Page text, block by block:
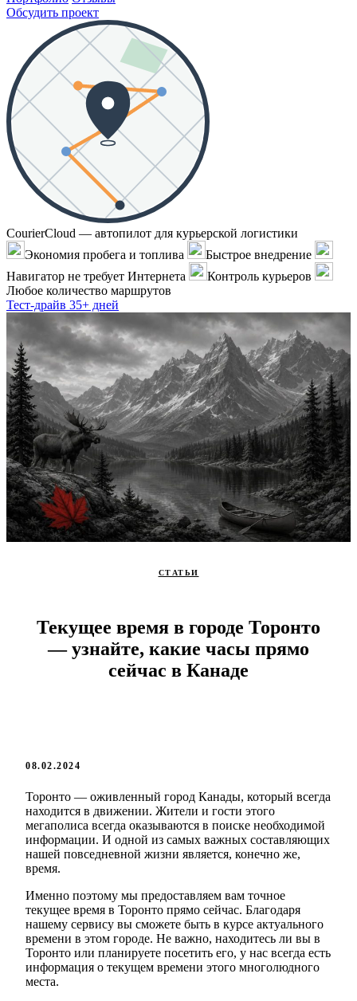
Обсудить проект
CourierCloud — автопилот для курьерской логистики
Экономия пробега и топлива
Быстрое внедрение
Навигатор не требует Интернета
Контроль курьеров
Любое количество маршрутов
Тест-драйв 35+ дней
СТАТЬИ
Текущее время в городе Торонто
— узнайте, какие часы прямо
сейчас в Канаде
08.02.2024
Торонто — оживленный город Канады, который всегда
находится в движении. Жители и гости этого
мегаполиса всегда оказываются в поиске необходимой
информации. И одной из самых важных составляющих
нашей повседневной жизни является, конечно же,
время.
Именно поэтому мы предоставляем вам точное
текущее время в Торонто прямо сейчас. Благодаря
нашему сервису вы сможете быть в курсе актуального
времени в этом городе. Не важно, находитесь ли вы в
Торонто или планируете посетить его, у нас всегда есть
информация о текущем времени этого многолюдного
места.